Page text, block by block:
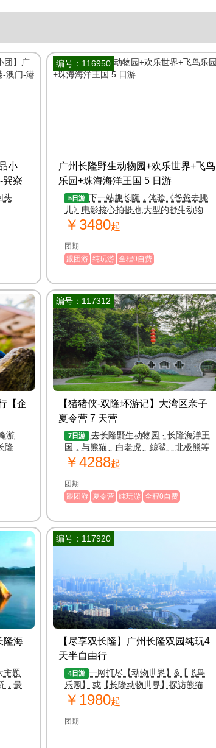
小
巽寮
飞6
头
编号：116950
广州长隆野生动物园+欢乐世界+飞鸟
乐园+珠海海洋王国 5 日游
5日游 下一站趣长隆，体验《爸爸去哪
儿》电影核心拍摄地,大型的野生动物
主题公园。
￥3480起
团期
跟团游 纯玩游 全程0自费
【企
游
隆
编号：117312
【猪猪侠-双隆环游记】大湾区亲子
夏令营 7 天营
7日游
去长隆野生动物园 · 长隆海洋王
国，与熊猫、白老虎、鲸鲨、北极熊等
动物交朋友！
￥4288起
团期
跟团游 夏令营 纯玩游 全程0自费
隆海
主题
，最
编号：117920
【尽享双长隆】广州长隆双园纯玩4
天半自由行
4日游 一网打尽【动物世界】&【飞鸟
乐园】 或【长隆动物世界】探访熊猫
三胞胎，全程精选携程三钻酒店住宿
￥1980起
团期